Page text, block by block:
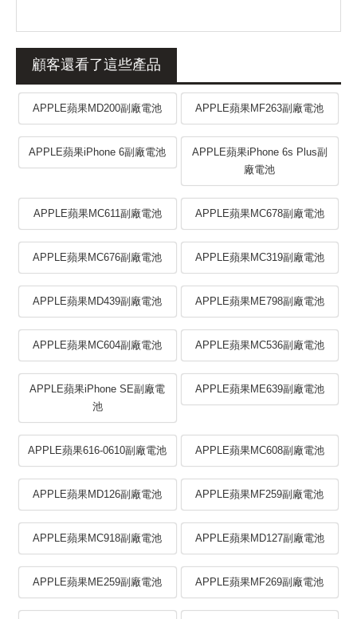
顧客還看了這些產品
APPLE蘋果MD200副廠電池 APPLE蘋果MF263副廠電池
APPLE蘋果iPhone 6副廠電池
APPLE蘋果iPhone 6s Plus副
廠電池
APPLE蘋果MC611副廠電池 APPLE蘋果MC678副廠電池
APPLE蘋果MC676副廠電池 APPLE蘋果MC319副廠電池
APPLE蘋果MD439副廠電池 APPLE蘋果ME798副廠電池
APPLE蘋果MC604副廠電池 APPLE蘋果MC536副廠電池
APPLE蘋果iPhone SE副廠電
池
APPLE蘋果ME639副廠電池
APPLE蘋果616-0610副廠電池 APPLE蘋果MC608副廠電池
APPLE蘋果MD126副廠電池 APPLE蘋果MF259副廠電池
APPLE蘋果MC918副廠電池 APPLE蘋果MD127副廠電池
APPLE蘋果ME259副廠電池 APPLE蘋果MF269副廠電池